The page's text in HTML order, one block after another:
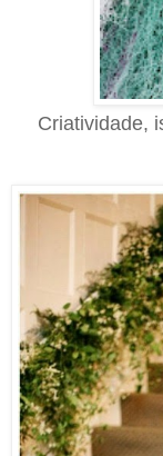
Criatividade,